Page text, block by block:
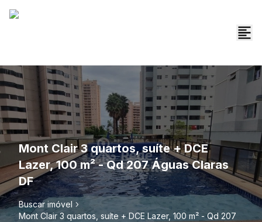
Mont Clair 3 quartos, suíte + DCE
Lazer, 100 m² - Qd 207 Águas Claras
DF
Buscar imóvel
Mont Clair 3 quartos, suíte + DCE Lazer, 100 m² - Qd 207